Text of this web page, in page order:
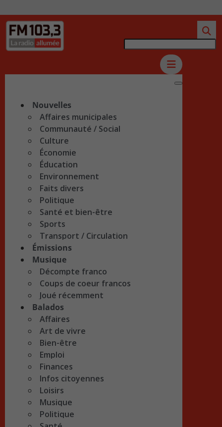
Nouvelles
Affaires municipales
Communauté / Social
Culture
Économie
Éducation
Environnement
Faits divers
Politique
Santé et bien-être
Sports
Transport / Circulation
Émissions
Musique
Décompte franco
Coups de coeur francos
Joué récemment
Balados
Affaires
Art de vivre
Bien-être
Emploi
Finances
Infos citoyennes
Loisirs
Musique
Politique